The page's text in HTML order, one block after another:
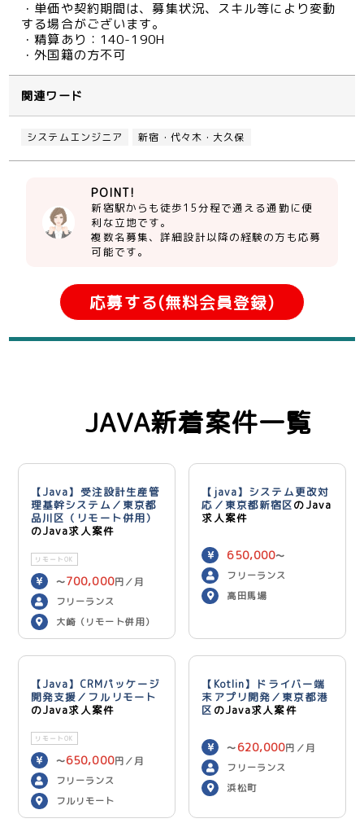
・単価や契約期間は、募集状況、スキル等により変動
する場合がございます。
・精算あり：140-190H
・外国籍の方不可
関連ワード
システムエンジニア 新宿・代々木・大久保
POINT!
新宿駅からも徒歩15分程で通える通勤に便
利な立地です。
複数名募集、詳細設計以降の経験の方も応募
可能です。
応募する(無料会員登録)
JAVA新着案件一覧
【Java】受注設計生産管
理基幹システム／東京都
品川区（リモート併用）
のJava求人案件
リモートOK
〜700,000円／月
フリーランス
大崎（リモート併用）
【java】システム更改対
応／東京都新宿区のJava
求人案件
650,000〜
750,000 円／月
フリーランス
高田馬場
【Java】CRMパッケージ
開発支援／フルリモート
のJava求人案件
リモートOK
〜650,000円／月
フリーランス
フルリモート
【Kotlin】ドライバー端
末アプリ開発／東京都港
区 のJava求人案件
〜 620,000円／月
フリーランス
浜松町